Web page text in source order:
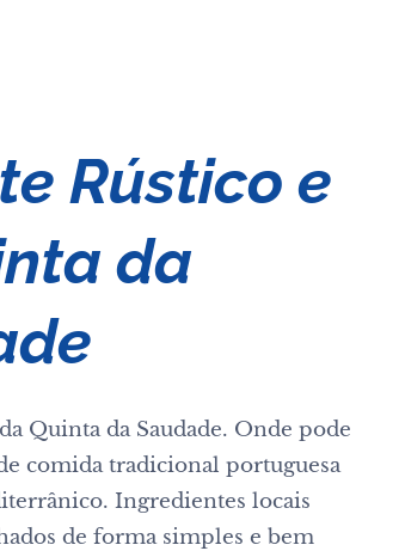
Rústico e
da
Quinta da Saudade. Onde pode
comida tradicional portuguesa
Ingredientes locais
de forma simples e bem